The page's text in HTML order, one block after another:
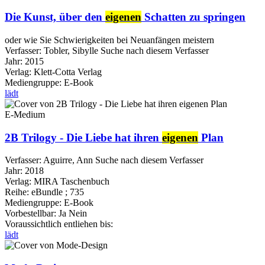
Die Kunst, über den eigenen Schatten zu springen
oder wie Sie Schwierigkeiten bei Neuanfängen meistern
Verfasser: Tobler, Sibylle Suche nach diesem Verfasser
Jahr: 2015
Verlag: Klett-Cotta Verlag
Mediengruppe: E-Book
lädt
E-Medium
2B Trilogy - Die Liebe hat ihren eigenen Plan
Verfasser: Aguirre, Ann Suche nach diesem Verfasser
Jahr: 2018
Verlag: MIRA Taschenbuch
Reihe: eBundle ; 735
Mediengruppe: E-Book
Vorbestellbar: Ja Nein
Voraussichtlich entliehen bis:
lädt